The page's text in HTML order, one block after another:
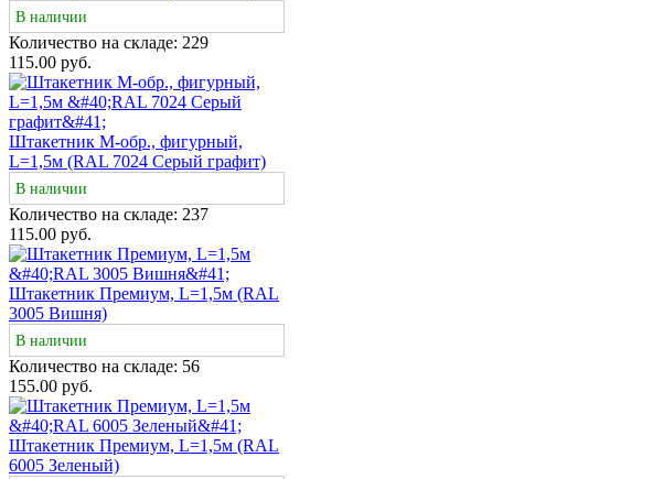
В наличии
Количество на складе: 229
115.00 руб.
Штакетник М-обр., фигурный,
L=1,5м (RAL 7024 Серый графит)
В наличии
Количество на складе: 237
115.00 руб.
Штакетник Премиум, L=1,5м (RAL
3005 Вишня)
В наличии
Количество на складе: 56
155.00 руб.
Штакетник Премиум, L=1,5м (RAL
6005 Зеленый)